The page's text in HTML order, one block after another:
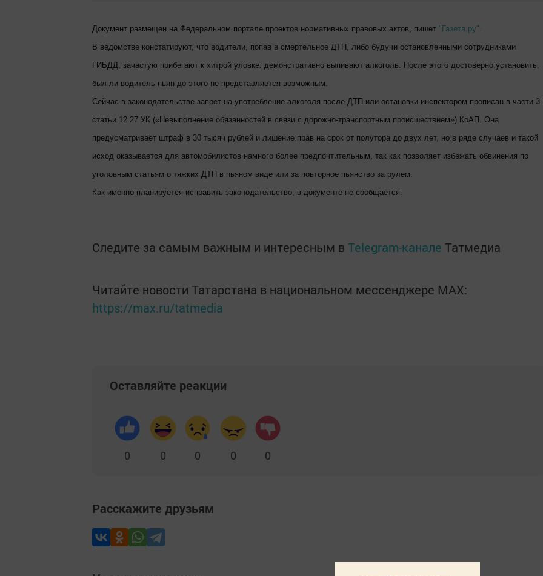
Документ размещен на Федеральном портале проектов нормативных правовых актов, пишет "Газета.ру".
В ведомстве констатируют, что водители, попав в смертельное ДТП, либо будучи остановленными сотрудниками
ГИБДД, зачастую прибегают к хитрой уловке: демонстративно выпивают алкоголь. После этого достоверно установить,
был ли водитель пьян до этого не представляется возможным.
Сейчас в законодательстве запрет на употребление алкоголя после ДТП или остановки инспектором прописан в части 3
статьи 12.27 УК («Невыполнение обязанностей в связи с дорожно-транспортным происшествием») КоАП. Она
предусматривает штраф в 30 тысяч рублей и лишение прав на срок от полутора до двух лет, но в ряде случаев и такой
исход оказывается для автомобилистов намного более предпочтительным, так как позволяет избежать обвинения по
уголовным статьям о тяжких ДТП в пьяном виде или за повторное пьянство за рулем.
Как именно планируется исправить законодательство, в документе не сообщается.
Следите за самым важным и интересным в Telegram-канале Татмедиа
Читайте новости Татарстана в национальном мессенджере MАХ:
https://max.ru/tatmedia
Оставляйте реакции
0 0 0 0 0
Расскажите друзьям